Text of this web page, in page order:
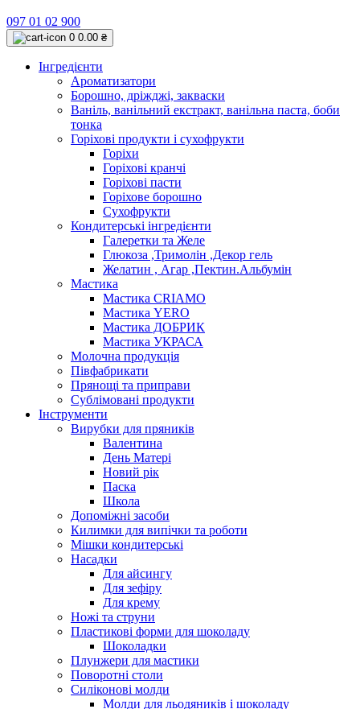
097 01 02 900
0 0.00 ₴
Інгредієнти
Ароматизатори
Борошно, дріжджі, закваски
Ваніль, ванільний екстракт, ванільна паста, боби
тонка
Горіхові продукти і сухофрукти
Горіхи
Горіхові кранчі
Горіхові пасти
Горіхове борошно
Сухофрукти
Кондитерські інгредієнти
Галеретки та Желе
Глюкоза ,Тримолін ,Декор гель
Желатин , Агар ,Пектин.Альбумін
Мастика
Мастика CRIAMO
Мастика YERO
Мастика ДОБРИК
Мастика УКРАСА
Молочна продукція
Півфабрикати
Прянощі та приправи
Сублімовані продукти
Інструменти
Вирубки для пряників
Валентина
День Матері
Новий рік
Паска
Школа
Допоміжні засоби
Килимки для випічки та роботи
Мішки кондитерські
Насадки
Для айсингу
Для зефіру
Для крему
Ножі та струни
Пластикові форми для шоколаду
Шоколадки
Плунжери для мастики
Поворотні столи
Силіконові молди
Молди для льодяників і шоколаду